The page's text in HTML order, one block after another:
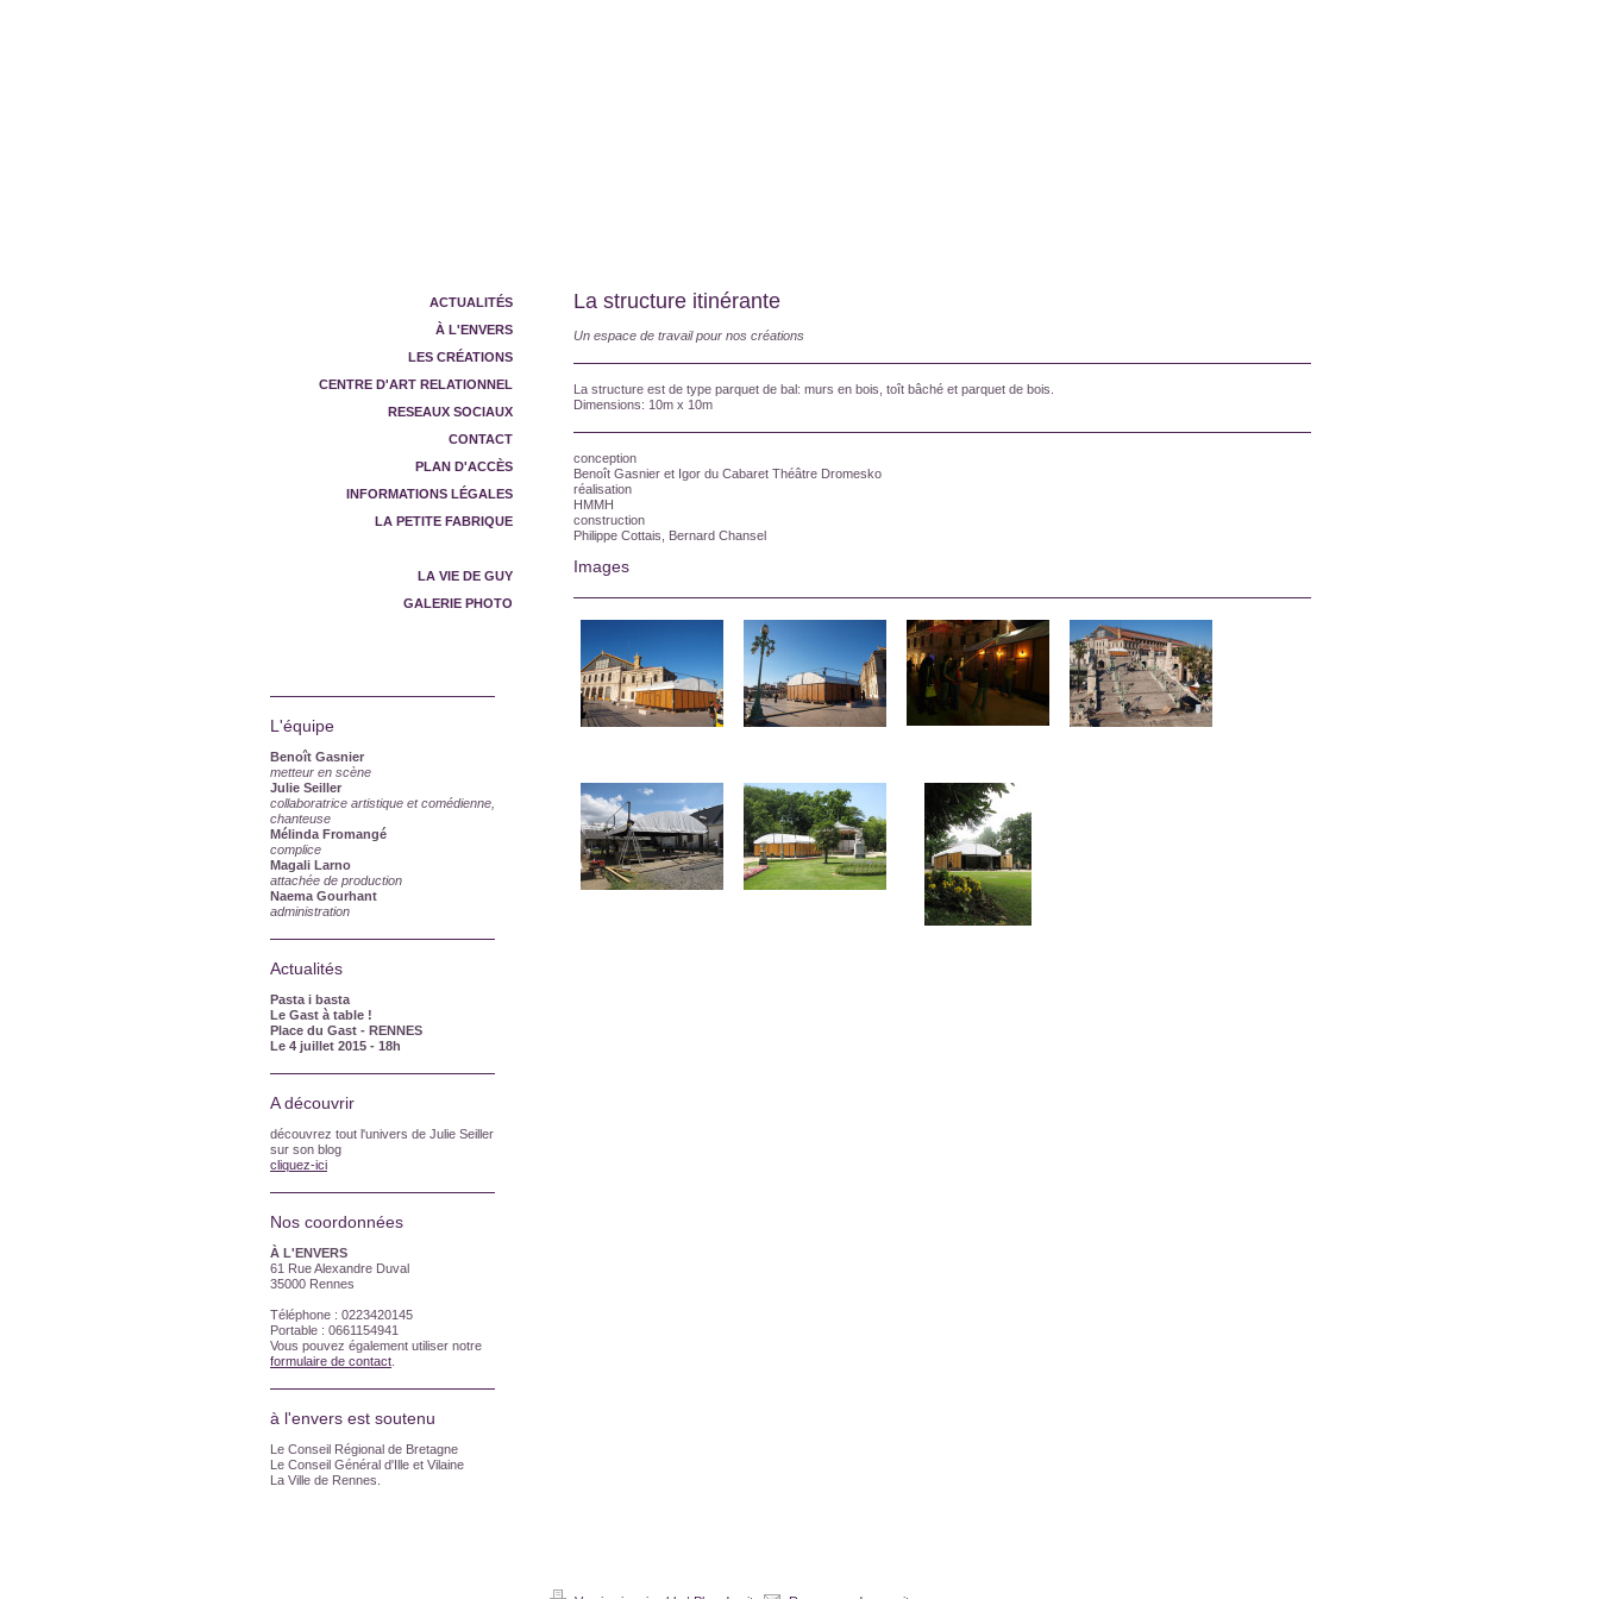
La structure itinérante
Un espace de travail pour nos créations
La structure est de type parquet de bal: murs en bois, toît bâché et parquet de bois.
Dimensions: 10m x 10m
conception
Benoît Gasnier et Igor du Cabaret Théâtre Dromesko
réalisation
HMMH
construction
Philippe Cottais, Bernard Chansel
Images
ACTUALITÉS
À L'ENVERS
LES CRÉATIONS
CENTRE D'ART RELATIONNEL
RESEAUX SOCIAUX
CONTACT
PLAN D'ACCÈS
INFORMATIONS LÉGALES
LA PETITE FABRIQUE
LA VIE DE GUY
GALERIE PHOTO
L'équipe
Benoît Gasnier
metteur en scène
Julie Seiller
collaboratrice artistique et comédienne,
chanteuse
Mélinda Fromangé
complice
Magali Larno
attachée de production
Naema Gourhant
administration
Actualités
Pasta i basta
Le Gast à table !
Place du Gast - RENNES
Le 4 juillet 2015 - 18h
A découvrir
découvrez tout l'univers de Julie Seiller
sur son blog
cliquez-ici
Nos coordonnées
À L'ENVERS
61 Rue Alexandre Duval
35000 Rennes
Téléphone : 0223420145
Portable : 0661154941
Vous pouvez également utiliser notre
formulaire de contact
à l'envers est soutenu
Le Conseil Régional de Bretagne
Le Conseil Général d'Ille et Vilaine
La Ville de Rennes.